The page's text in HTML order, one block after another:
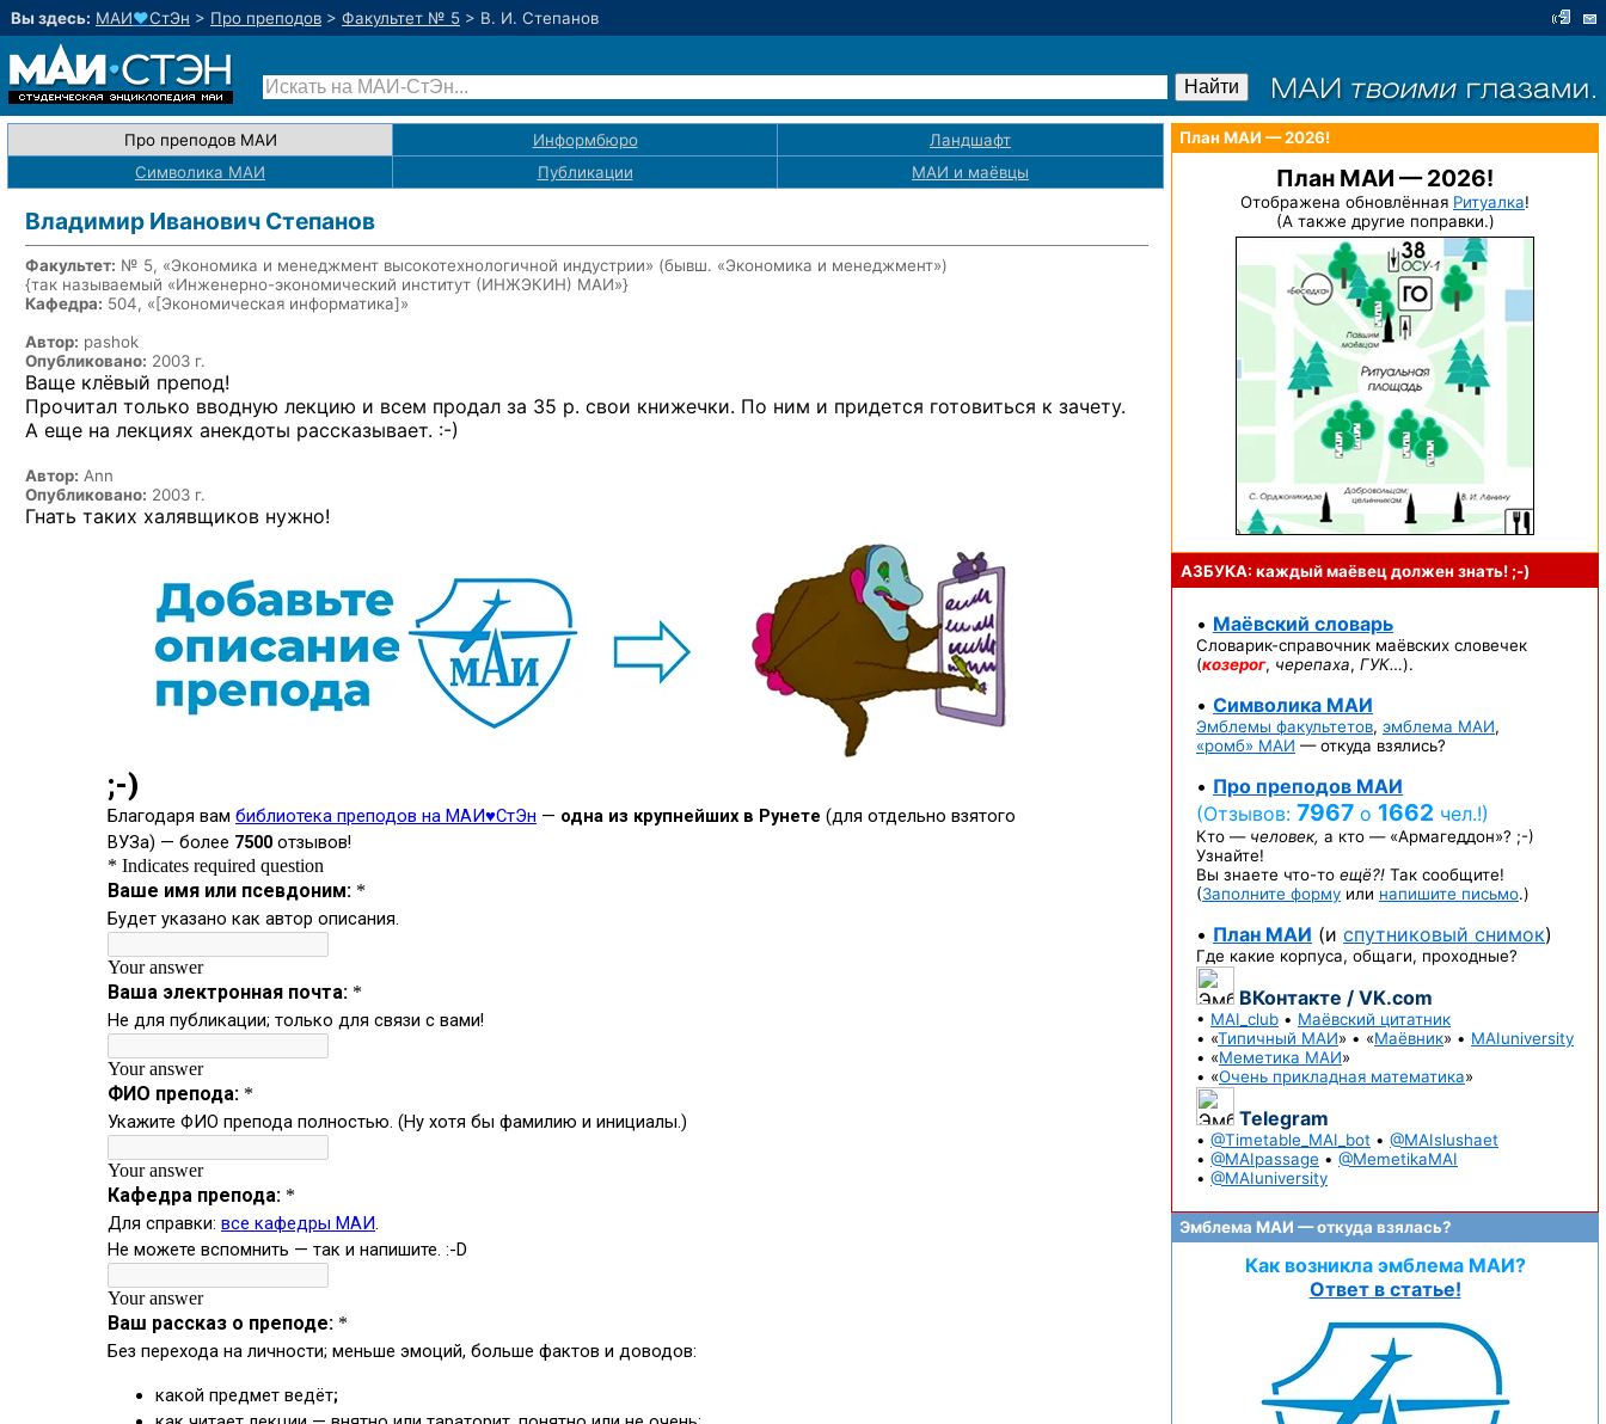
Вы здесь: МАИ♥СтЭн > Про преподов > Факультет № 5 > В. И. Степанов
Про преподов МАИ Информбюро
Ландшафт
Символика МАИ
Публикации МАИ и маёвцы
Владимир Иванович Степанов
Факультет: № 5, «Экономика и менеджмент высокотехнологичной индустрии» (бывш. «Экономика и менеджмент»)
{так называемый «Инженерно-экономический институт (ИНЖЭКИН) МАИ»}
Кафедра: 504, «[Экономическая информатика]»
Автор: pashok
Опубликовано: 2003 г.
Ваще клёвый препод!
Прочитал только вводную лекцию и всем продал за 35 р. свои книжечки. По ним и придется готовиться к зачету.
А еще на лекциях анекдоты рассказывает. :-)
Автор: Ann
Опубликовано: 2003 г.
Гнать таких халявщиков нужно!
План МАИ — 2026!
План МАИ — 2026!
Отображена обновлённая Ритуалка!
(А также другие поправки.)
АЗБУКА: каждый маёвец должензнать! ;-)
• Маёвский словарь
Словарик-справочник маёвских словечек
(козерог, черепаха, ГУК…).
• Символика МАИ
Эмблемы факультетов, эмблема МАИ,
«ромб» МАИ — откуда взялись?
• Про преподов МАИ
(Отзывов: 7967 о 1662 чел.!)
Кто — человек, а кто — «Армагеддон»? ;-)
Узнайте!
Вы знаете что-то ещё?! Так сообщите!
(Заполните форму или напишите письмо.)
• План МАИ (и спутниковый снимок)
Где какие корпуса, общаги, проходные?
ВКонтакте / VK.com
• MAI_club • Маёвский цитатник
• «Типичный МАИ» • «Маёвник» • MAIuniversity
• «Меметика МАИ»
• «Очень прикладная математика»
Telegram
• @Timetable_MAI_bot • @MAIslushaet
• @MAIpassage • @MemetikaMAI
• @MAIuniversity
Эмблема МАИ — откуда взялась?
Как возникла эмблема МАИ?
Ответ в статье!